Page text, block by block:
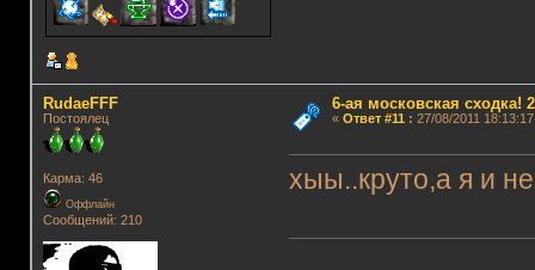
RudaeFFF
Постоялец
Карма: 46
Оффлайн
Сообщений: 210
6-ая московская сходка!
« Ответ #11 : 27/08/2011
хыы..круто,а я и